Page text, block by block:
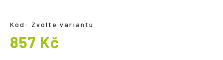
Kód: Zvolte variantu
857 Kč